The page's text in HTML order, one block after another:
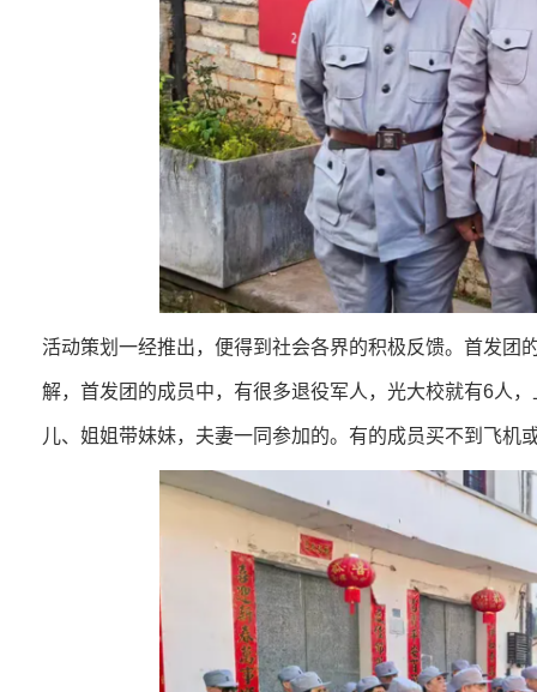
活动策划一经推出，便得到社会各界的积极反馈。首发
解，首发团的成员中，有很多退役军人，光大校就有6人
儿、姐姐带妹妹，夫妻一同参加的。有的成员买不到飞机